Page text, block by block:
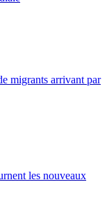
migrants arrivant par
les nouveaux